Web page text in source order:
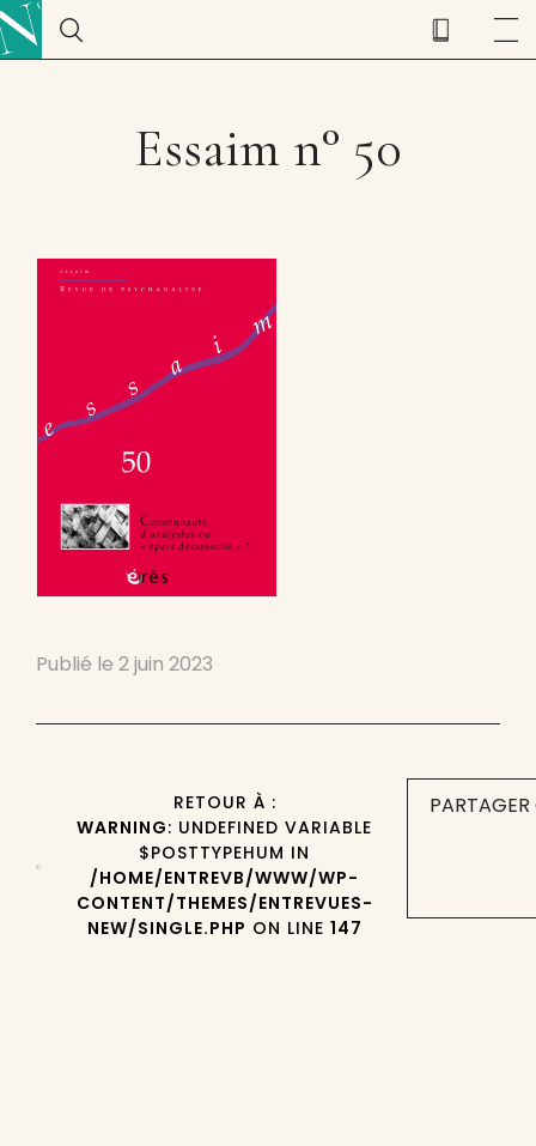
Essaim n° 50
Publié le 2 juin 2023
RETOUR À :
WARNING: UNDEFINED VARIABLE
$POSTTYPEHUM IN
/HOME/ENTREVB/WWW/WP-
CONTENT/THEMES/ENTREVUES-
NEW/SINGLE.PHP ON LINE 147